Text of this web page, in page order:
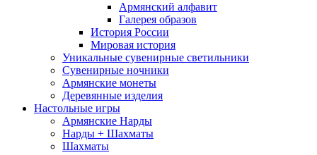
Армянский алфавит
Галерея образов
История России
Мировая история
Уникальные сувенирные светильники
Сувенирные ночники
Армянские монеты
Деревянные изделия
Настольные игры
Армянские Нарды
Нарды + Шахматы
Шахматы